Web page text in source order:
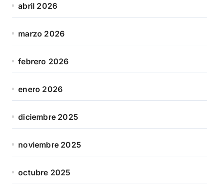
abril 2026
marzo 2026
febrero 2026
enero 2026
diciembre 2025
noviembre 2025
octubre 2025